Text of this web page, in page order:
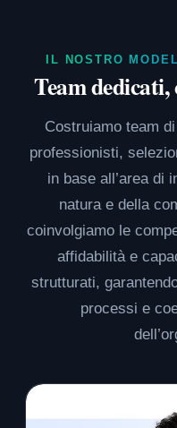
IL NOSTRO
Team
Costruiamo team
professionisti,
in base all’area di
natura e della
coinvolgiamo le
affidabilità e
strutturati,
processi e